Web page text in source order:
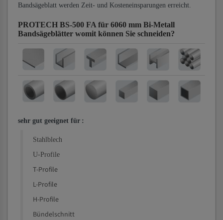
Bandsägeblatt werden Zeit- und Kosteneinsparungen erreicht.
PROTECH BS-500 FA für 6060 mm Bi-Metall
Bandsägeblätter womit können Sie schneiden?
sehr gut geeignet für :
Stahlblech
U-Profile
T-Profile
L-Profile
H-Profile
Bündelschnitt